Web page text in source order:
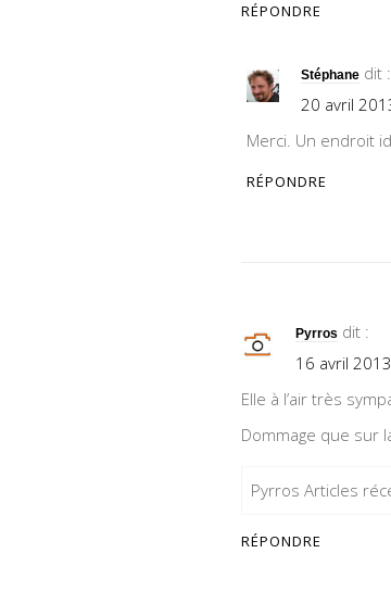
RÉPONDRE
Stéphane dit :
20 avril
Merci. Un endroit
RÉPONDRE
Pyrros dit :
16 avril
Elle à l’air très
Dommage que sur
Pyrros Articles
RÉPONDRE